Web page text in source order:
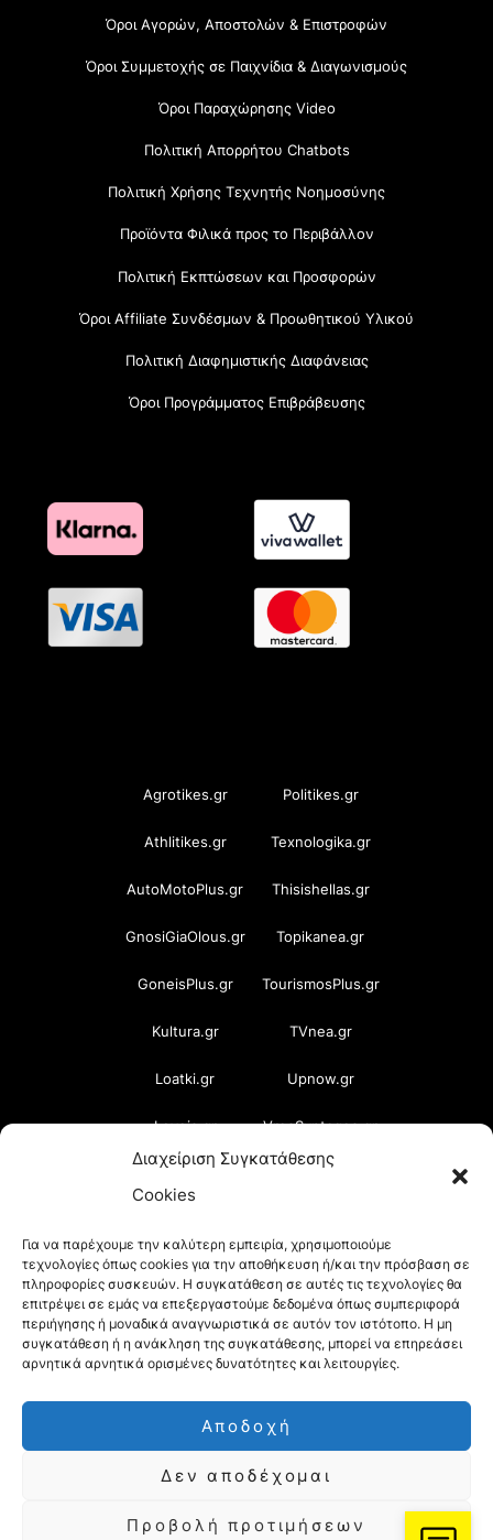
Διαχείριση Συγκατάθεσης
Cookies
Για να παρέχουμε την καλύτερη εμπειρία, χρησιμοποιούμε
τεχνολογίες όπως cookies για την αποθήκευση ή/και την πρόσβαση σε
πληροφορίες συσκευών. Η συγκατάθεση σε αυτές τις τεχνολογίες θα
επιτρέψει σε εμάς να επεξεργαστούμε δεδομένα όπως συμπεριφορά
περιήγησης ή μοναδικά αναγνωριστικά σε αυτόν τον ιστότοπο. Η μη
συγκατάθεση ή η ανάκληση της συγκατάθεσης, μπορεί να επηρεάσει
αρνητικά αρνητικά ορισμένες δυνατότητες και λειτουργίες.
Αποδοχή
Δεν αποδέχομαι
Προβολή προτιμήσεων
Όροι Αγορών, Αποστολών & Επιστροφών
Όροι Συμμετοχής σε Παιχνίδια & Διαγωνισμούς
Όροι Παραχώρησης Video
Πολιτική Απορρήτου Chatbots
Πολιτική Χρήσης Τεχνητής Νοημοσύνης
Προϊόντα Φιλικά προς το Περιβάλλον
Πολιτική Εκπτώσεων και Προσφορών
Όροι Affiliate Συνδέσμων & Προωθητικού Υλικού
Πολιτική Διαφημιστικής Διαφάνειας
Όροι Προγράμματος Επιβράβευσης
Agrotikes.gr Politikes.gr
Athlitikes.gr Texnologika.gr
AutoMotoPlus.gr Thisishellas.gr
GnosiGiaOlous.gr Topikanea.gr
GoneisPlus.gr TourismosPlus.gr
Kultura.gr TVnea.gr
Loatki.gr Upnow.gr
Loveis.gr VresSyntages.gr
ModernaGynaika.gr Xristianika.gr
Oikotropia.gr ZoumeSpiti.gr
Perepet.gr
Orama Group (Orama Group Μ.Ι.Κ.Ε.) |
Α.Φ.Μ. 801086294 – Δ.Ο.Υ. ΚΕΦΟΔΕ Αττικής |
Γ.Ε.ΜΗ 148748903000 | Έδρα: Αθήνα, Ελλάδα |
Email: contact@orama-group.com